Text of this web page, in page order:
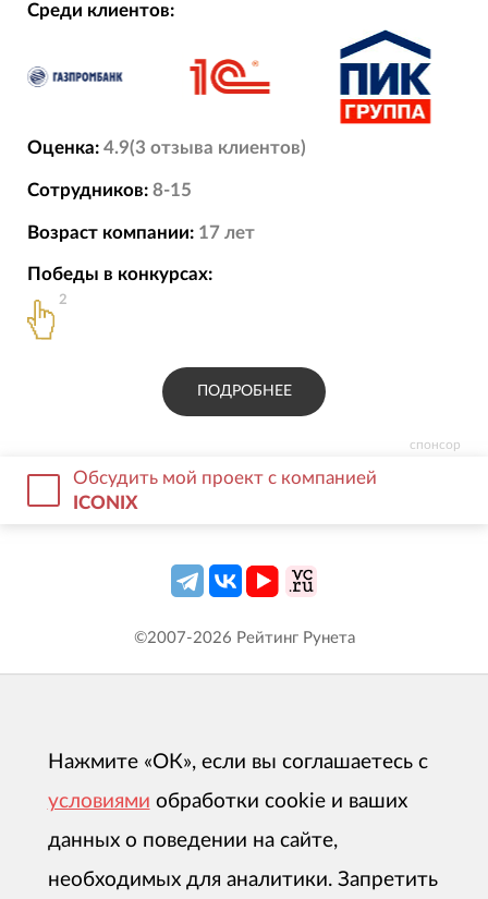
спонсор
Среди клиентов:
Оценка: 4.9(3 отзыва клиентов)
Сотрудников: 8-15
Возраст компании: 17 лет
Победы в конкурсах:
2
ПОДРОБНЕЕ
Обсудить мой проект с компанией
ICONIX
©2007-2026 Рейтинг Рунета
Нажмите «ОК», если вы соглашаетесь с
условиями обработки cookie и ваших
данных о поведении на сайте,
необходимых для аналитики. Запретить